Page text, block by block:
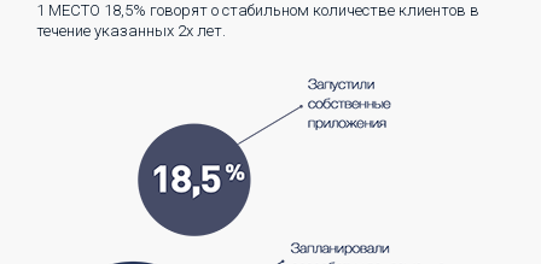
1 МЕСТО 18,5% говорят о стабильном количестве клиентов в
течение указанных 2х лет.